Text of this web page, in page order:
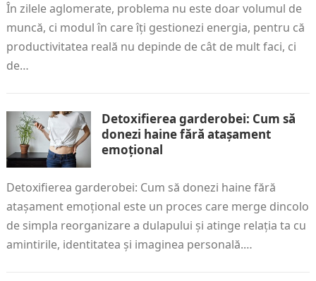
În zilele aglomerate, problema nu este doar volumul de
muncă, ci modul în care îți gestionezi energia, pentru că
productivitatea reală nu depinde de cât de mult faci, ci
de…
Detoxifierea garderobei: Cum să
donezi haine fără atașament
emoțional
Detoxifierea garderobei: Cum să donezi haine fără
atașament emoțional este un proces care merge dincolo
de simpla reorganizare a dulapului și atinge relația ta cu
amintirile, identitatea și imaginea personală.…